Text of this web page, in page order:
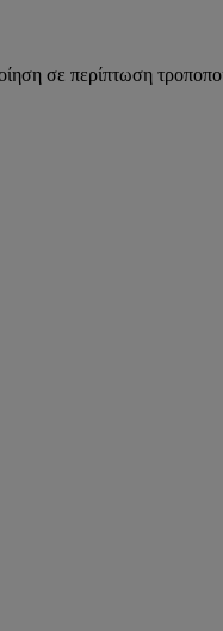
σε περίπτωση